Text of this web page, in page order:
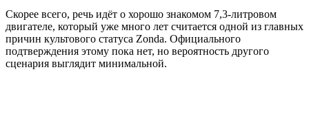
Скорее всего, речь идёт о хорошо знакомом 7,3-литровом
двигателе, который уже много лет считается одной из главных
причин культового статуса Zonda. Официального
подтверждения этому пока нет, но вероятность другого
сценария выглядит минимальной.